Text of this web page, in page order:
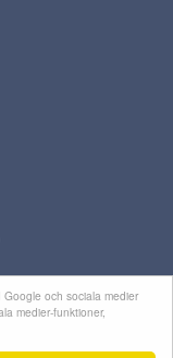
och sociala medier
medier-funktioner,